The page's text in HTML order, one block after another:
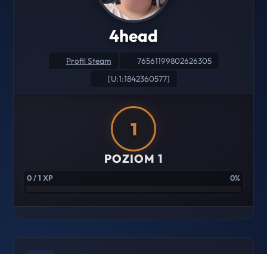
4head
Profil Steam
76561199802626305
[U:1:1842360577]
1
POZIOM 1
0 / 1 XP 0%